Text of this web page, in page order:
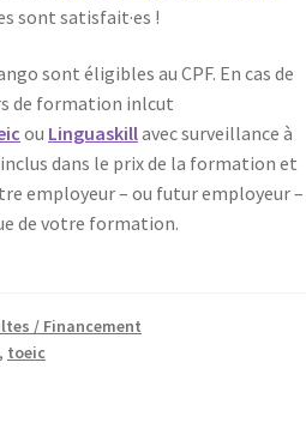
sont satisfait·es !
sont éligibles au CPF. En cas de
de formation inlcut
ou Linguaskillavec surveillance à
dans le prix de la formation et
employeur – ou futur employeur –
de votre formation.
/ Financement
, toeic